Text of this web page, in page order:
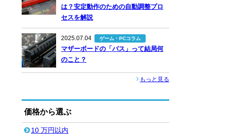
は？安定動作のための自動調整プロ
セスを解説
2025.07.04 ゲーム・PCコラム
マザーボードの「バス」って結局何
のこと？
もっと見る
価格から選ぶ
10 万円以内